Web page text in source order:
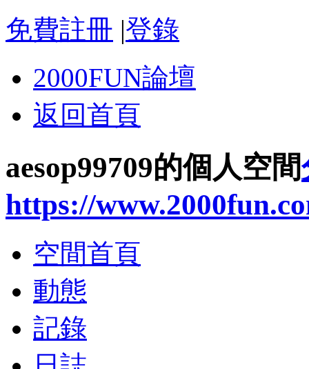
免費註冊 |登錄
2000FUN論壇
返回首頁
aesop99709的個人空間
https://
空間首頁
動態
記錄